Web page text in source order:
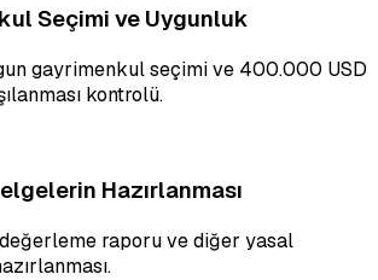
Seçimi ve Uygunluk
gayrimenkul seçimi ve 400.000 USD
kontrolü.
Hazırlanması
raporu ve diğer yasal